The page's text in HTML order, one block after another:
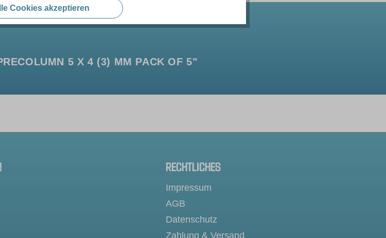
5 X 4 (3) MM PACK OF 5"
RECHTLICHES
Impressum
AGB
Datenschutz
Zahlung & Versand
Cookies akzeptieren